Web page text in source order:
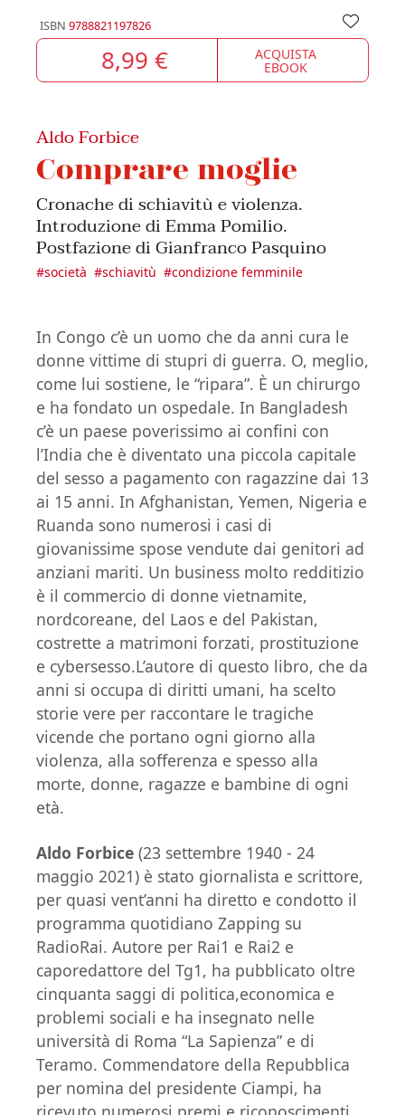
ISBN 9788821197826
8,99 € ACQUISTA
EBOOK
Aldo Forbice
Comprare moglie
Cronache di schiavitù e violenza.
Introduzione di Emma Pomilio.
Postfazione di Gianfranco Pasquino
#società #schiavitù #condizione femminile
In Congo c’è un uomo che da anni cura le
donne vittime di stupri di guerra. O, meglio,
come lui sostiene, le “ripara”. È un chirurgo
e ha fondato un ospedale. In Bangladesh
c’è un paese poverissimo ai confini con
l’India che è diventato una piccola capitale
del sesso a pagamento con ragazzine dai 13
ai 15 anni. In Afghanistan, Yemen, Nigeria e
Ruanda sono numerosi i casi di
giovanissime spose vendute dai genitori ad
anziani mariti. Un business molto redditizio
è il commercio di donne vietnamite,
nordcoreane, del Laos e del Pakistan,
costrette a matrimoni forzati, prostituzione
e cybersesso.L’autore di questo libro, che da
anni si occupa di diritti umani, ha scelto
storie vere per raccontare le tragiche
vicende che portano ogni giorno alla
violenza, alla sofferenza e spesso alla
morte, donne, ragazze e bambine di ogni
età.
Aldo Forbice (23 settembre 1940 - 24
maggio 2021) è stato giornalista e scrittore,
per quasi vent’anni ha diretto e condotto il
programma quotidiano Zapping su
RadioRai. Autore per Rai1 e Rai2 e
caporedattore del Tg1, ha pubblicato oltre
cinquanta saggi di politica,economica e
problemi sociali e ha insegnato nelle
università di Roma “La Sapienza” e di
Teramo. Commendatore della Repubblica
per nomina del presidente Ciampi, ha